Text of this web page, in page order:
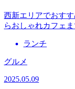
西新エリアでおす
らおしゃれカフェ
ランチ
グルメ
2025.05.09